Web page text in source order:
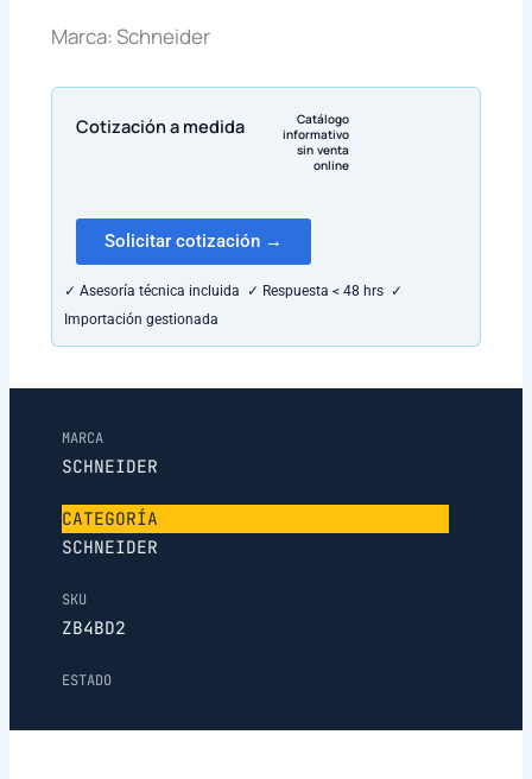
Marca: Schneider
Cotización a medida
Catálogo
informativo
sin venta
online
Solicitar cotización →
✓ Asesoría técnica incluida ✓ Respuesta < 48 hrs ✓
Importación gestionada
MARCA
SCHNEIDER
CATEGORÍA
SCHNEIDER
SKU
ZB4BD2
ESTADO